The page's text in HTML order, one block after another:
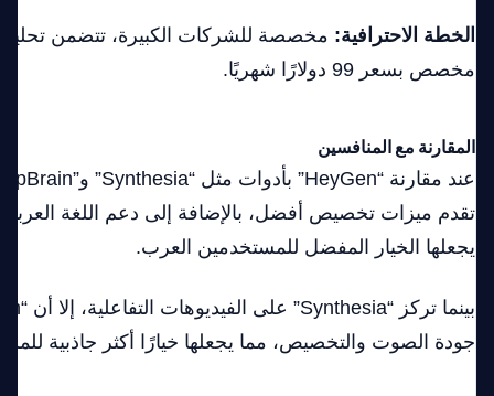
الخطة الاحترافية: مخصصة للشركات الكبيرة، تتضمن
مخصص بسعر 99 دولارًا شهريًا.
المقارنة مع المنافسين
تقدم ميزات تخصيص أفضل، بالإضافة إلى دعم اللغة
يجعلها الخيار المفضل للمستخدمين العرب.
جودة الصوت والتخصيص، مما يجعلها خيارًا أكثر جاذبية